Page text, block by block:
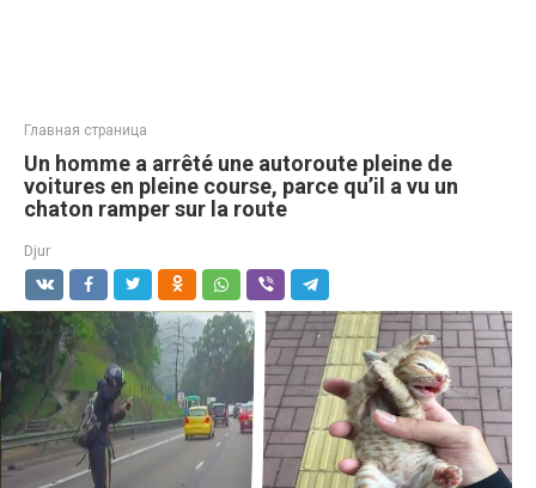
Главная страница
Un homme a arrêté une autoroute pleine de
voitures en pleine course, parce qu’il a vu un
chaton ramper sur la route
Djur